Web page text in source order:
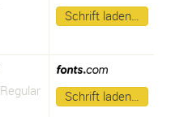
Schrift laden…
Schrift laden…